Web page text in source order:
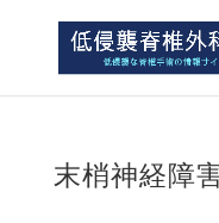
末梢神経障